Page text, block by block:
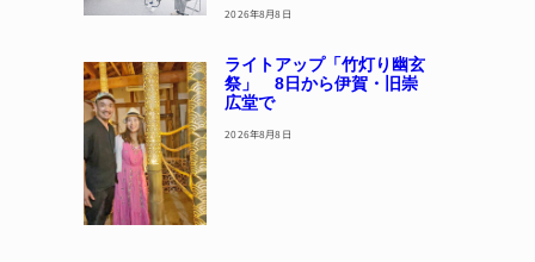
2026年8月8日
ライトアップ「竹灯り幽玄
祭」 8日から伊賀・旧崇
広堂で
2026年8月8日